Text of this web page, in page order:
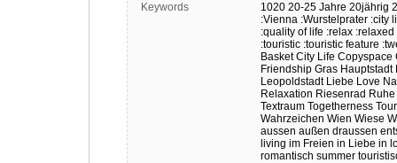
Keywords 1020 20-25 Jahre 20jährig
:Vienna :Wurstelprater :city
:quality of life :relax :relaxed
:touristic :touristic feature
Basket City Life Copyspace
Friendship Gras Hauptstadt
Leopoldstadt Liebe Love
Relaxation Riesenrad Ruhe
Textraum Togetherness
Wahrzeichen Wien Wiese
aussen außen draussen
living im Freien in Liebe in
romantisch summer